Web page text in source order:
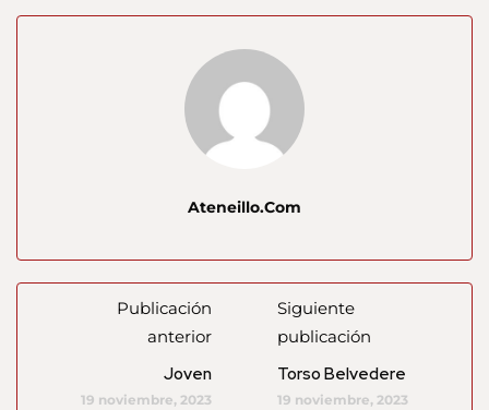
Ateneillo.com
Publicación
anterior
Joven
19 noviembre, 2023
Siguiente
publicación
Torso Belvedere
19 noviembre, 2023